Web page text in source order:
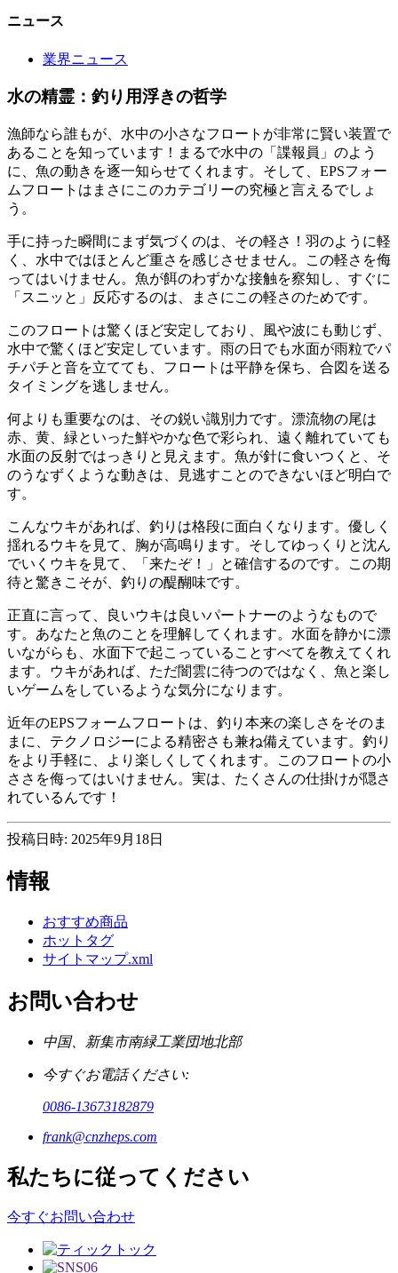
ニュース
業界ニュース
水の精霊：釣り用浮きの哲学
漁師なら誰もが、水中の小さなフロートが非常に賢い装置で
あることを知っています！まるで水中の「諜報員」のよう
に、魚の動きを逐一知らせてくれます。そして、EPSフォー
ムフロートはまさにこのカテゴリーの究極と言えるでしょ
う。
手に持った瞬間にまず気づくのは、その軽さ！羽のように軽
く、水中ではほとんど重さを感じさせません。この軽さを侮
ってはいけません。魚が餌のわずかな接触を察知し、すぐに
「スニッと」反応するのは、まさにこの軽さのためです。
このフロートは驚くほど安定しており、風や波にも動じず、
水中で驚くほど安定しています。雨の日でも水面が雨粒でパ
チパチと音を立てても、フロートは平静を保ち、合図を送る
タイミングを逃しません。
何よりも重要なのは、その鋭い識別力です。漂流物の尾は
赤、黄、緑といった鮮やかな色で彩られ、遠く離れていても
水面の反射ではっきりと見えます。魚が針に食いつくと、そ
のうなずくような動きは、見逃すことのできないほど明白で
す。
こんなウキがあれば、釣りは格段に面白くなります。優しく
揺れるウキを見て、胸が高鳴ります。そしてゆっくりと沈ん
でいくウキを見て、「来たぞ！」と確信するのです。この期
待と驚きこそが、釣りの醍醐味です。
正直に言って、良いウキは良いパートナーのようなもので
す。あなたと魚のことを理解してくれます。水面を静かに漂
いながらも、水面下で起こっていることすべてを教えてくれ
ます。ウキがあれば、ただ闇雲に待つのではなく、魚と楽し
いゲームをしているような気分になります。
近年のEPSフォームフロートは、釣り本来の楽しさをそのま
まに、テクノロジーによる精密さも兼ね備えています。釣り
をより手軽に、より楽しくしてくれます。このフロートの小
ささを侮ってはいけません。実は、たくさんの仕掛けが隠さ
れているんです！
投稿日時: 2025年9月18日
情報
おすすめ商品
ホットタグ
サイトマップ.xml
お問い合わせ
中国、新集市南緑工業団地北部
今すぐお電話ください:
0086-13673182879
frank@cnzheps.com
私たちに従ってください
今すぐお問い合わせ